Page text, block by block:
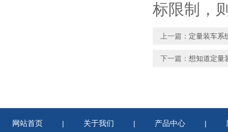
标限制，
上一篇： 定量装车系
下一篇： 想知道定量
网站首页 | 关于我们 | 产品中心 |